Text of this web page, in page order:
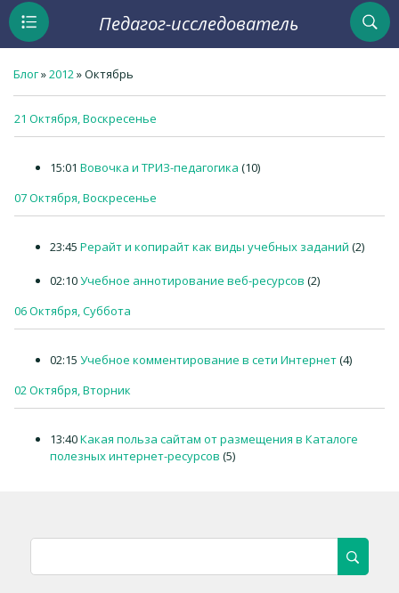
Педагог-исследователь
Блог»2012»Октябрь
21 Октября, Воскресенье
15:01 Вовочка и ТРИЗ-педагогика (10)
07 Октября, Воскресенье
23:45 Рерайт и копирайт как виды учебных заданий (2)
02:10Учебное аннотирование веб-ресурсов (2)
06 Октября, Суббота
02:15 Учебное комментирование в сети Интернет(4)
02 Октября, Вторник
13:40Какая польза сайтам от размещения в Каталоге
полезных интернет-ресурсов (5)